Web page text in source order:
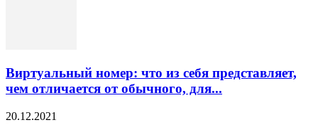
Виртуальный номер: что из себя представляет,
чем отличается от обычного, для...
20.12.2021